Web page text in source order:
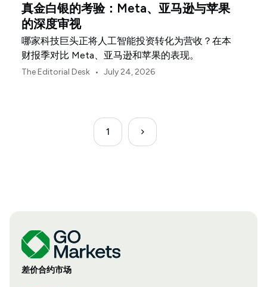
真金白银的考验：Meta、亚马逊与苹果
的深度审视
哪家科技巨头正将人工智能投资转化为营收？在本
财报季对比 Meta、亚马逊和苹果的表现。
The Editorial Desk • July 24, 2026
1
差价合约市场